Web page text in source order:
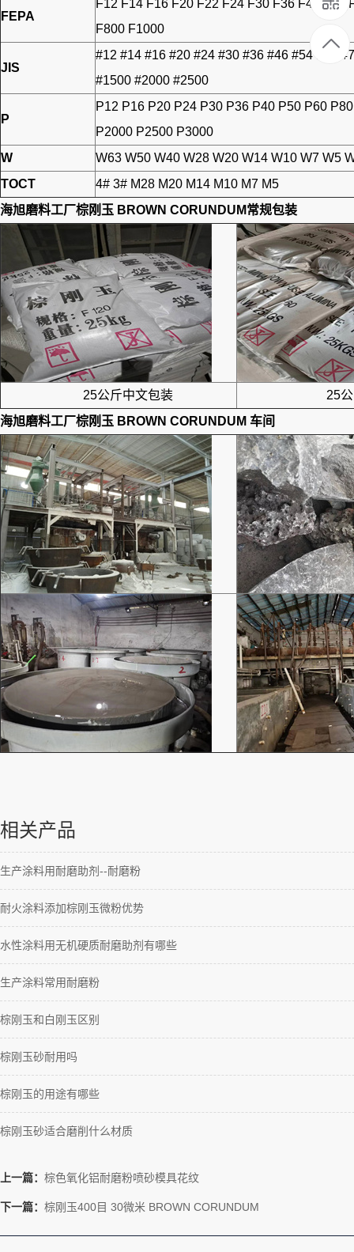
FEPA
F12 F14 F16 F20 F22 F24 F30 F36 F40
F800 F1000
JIS
#12 #14 #16 #20 #24 #30 #36 #46 #54 #60
#1500 #2000 #2500
P
P12 P16 P20 P24 P30 P36 P40 P50 P60
P2000 P2500 P3000
W
W63 W50 W40 W28 W20 W14 W10 W7 W5
TOCT
4# 3# M28 M20 M14 M10 M7 M5
海旭磨料工厂棕刚玉 BROWN CORUNDUM常规包装
25公斤中文包装
25公
海旭磨料工厂棕刚玉 BROWN CORUNDUM 车间
相关产品
生产涂料用耐磨助剂--耐磨粉
耐火涂料添加棕刚玉微粉优势
水性涂料用无机硬质耐磨助剂有哪些
生产涂料常用耐磨粉
棕刚玉和白刚玉区别
棕刚玉砂耐用吗
棕刚玉的用途有哪些
棕刚玉砂适合磨削什么材质
上一篇： 棕色氧化铝耐磨粉喷砂模具花纹
下一篇： 棕刚玉400目 30微米 BROWN CORUNDUM